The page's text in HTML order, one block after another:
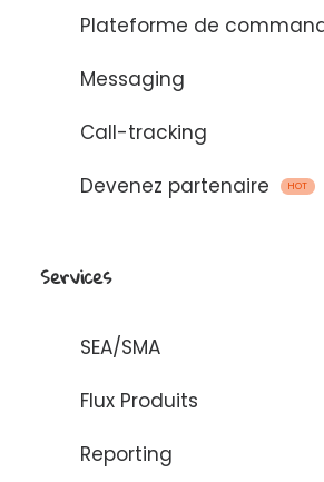
Plateforme de
Messaging
Call-tracking
Devenez partenaire
HOT
Services
SEA/SMA
Flux Produits
Reporting
messages
entre Digitaleo et votre